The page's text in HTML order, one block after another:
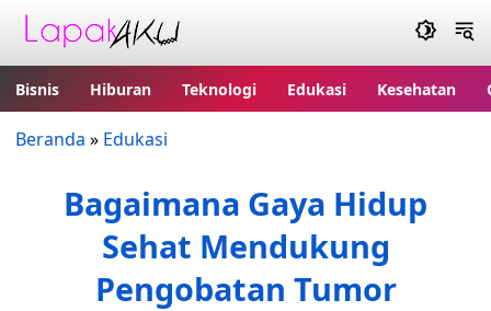
Bisnis Hiburan Teknologi Edukasi Kesehatan
Beranda » Edukasi
Bagaimana Gaya Hidup
Sehat Mendukung
Pengobatan Tumor